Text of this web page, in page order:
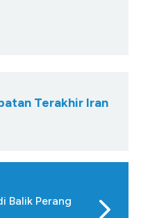
Terakhir Iran
Balik Perang